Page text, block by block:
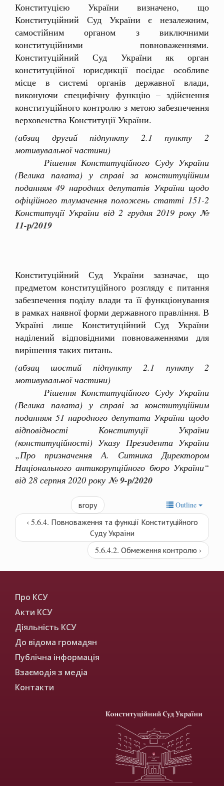
Конституцією України визначено, що
Конституційний Суд України є незалежним,
самостійним органом з виключними
конституційними повноваженнями.
Конституційний Суд України як орган
конституційної юрисдикції посідає особливе
місце в системі органів державної влади,
виконуючи специфічну функцію – здійснення
конституційного контролю з метою забезпечення
верховенства Конституції України.
(абзац другий підпункту 2.1 пункту 2
мотивувальної частини)
Рішення Конституційного Суду України
(Велика палата) у справі за конституційним
поданням 49 народних депутатів України щодо
офіційного тлумачення положень статті 151-2
Конституції України від 2 грудня 2019 року №
11-р/2019
Конституційний Суд України зазначає, що
предметом конституційного розгляду є питання
забезпечення поділу влади та її функціонування
в рамках наявної форми державного правління. В
Україні лише Конституційний Суд України
наділений відповідними повноваженнями для
вирішення таких питань.
(абзац шостий підпункту 2.1 пункту 2
мотивувальної частини)
Рішення Конституційного Суду України
(Велика палата) у справі за конституційним
поданням 51 народного депутата України щодо
відповідності Конституції України
(конституційності) Указу Президента України
„Про призначення А. Ситника Директором
Національного антикорупційного бюро України“
від 28 серпня 2020 року № 9-р/2020
Outline
‹ 5.6.4. Повноваження та функції Конституційного
Суду України
вгору
5.6.4.2. Обмеження контролю ›
Про КСУ
Акти КСУ
Діяльність КСУ
До відома громадян
Публічна інформація
Взаємодія з медіа
Контакти